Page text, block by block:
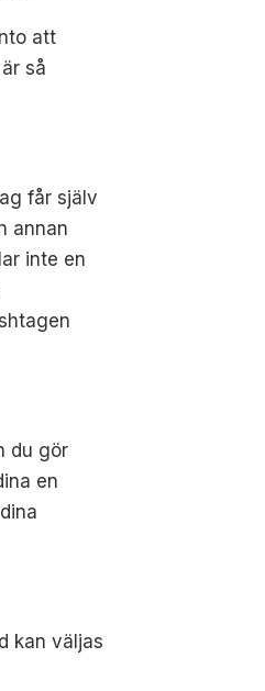
att
så
får själv
annan
inte en
du gör
en
kan väljas